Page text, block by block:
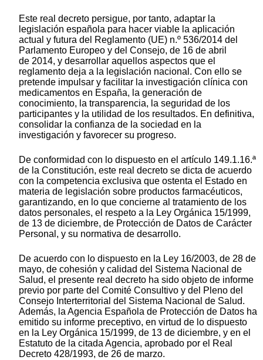
Este real decreto persigue, por tanto, adaptar la
legislación española para hacer viable la aplicación
actual y futura del Reglamento (UE) n.º 536/2014 del
Parlamento Europeo y del Consejo, de 16 de abril
de 2014, y desarrollar aquellos aspectos que el
reglamento deja a la legislación nacional. Con ello se
pretende impulsar y facilitar la investigación clínica con
medicamentos en España, la generación de
conocimiento, la transparencia, la seguridad de los
participantes y la utilidad de los resultados. En definitiva,
consolidar la confianza de la sociedad en la
investigación y favorecer su progreso.
De conformidad con lo dispuesto en el artículo 149.1.16.ª
de la Constitución, este real decreto se dicta de acuerdo
con la competencia exclusiva que ostenta el Estado en
materia de legislación sobre productos farmacéuticos,
garantizando, en lo que concierne al tratamiento de los
datos personales, el respeto a la Ley Orgánica 15/1999,
de 13 de diciembre, de Protección de Datos de Carácter
Personal, y su normativa de desarrollo.
De acuerdo con lo dispuesto en la Ley 16/2003, de 28 de
mayo, de cohesión y calidad del Sistema Nacional de
Salud, el presente real decreto ha sido objeto de informe
previo por parte del Comité Consultivo y del Pleno del
Consejo Interterritorial del Sistema Nacional de Salud.
Además, la Agencia Española de Protección de Datos ha
emitido su informe preceptivo, en virtud de lo dispuesto
en la Ley Orgánica 15/1999, de 13 de diciembre, y en el
Estatuto de la citada Agencia, aprobado por el Real
Decreto 428/1993, de 26 de marzo.